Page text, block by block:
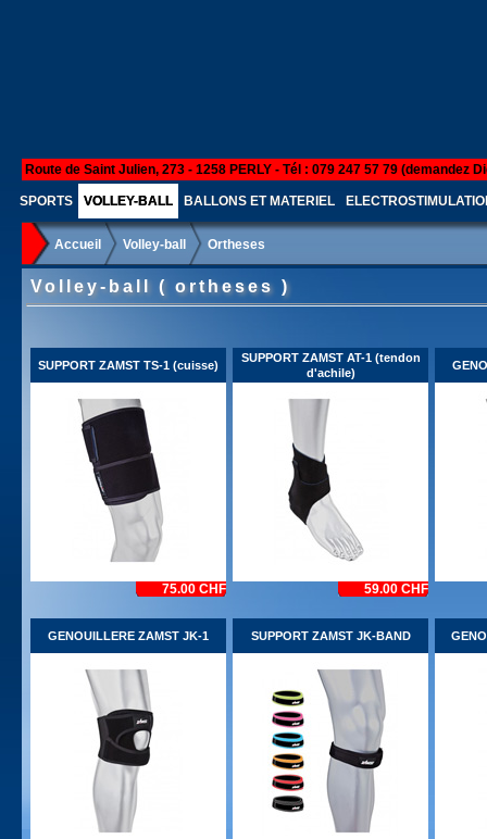
Route de Saint Julien, 273 - 1258 PERLY - Tél : 079 247 57 79 (demandez
SPORTS VOLLEY-BALL BALLONS ET MATERIEL
Accueil Volley-ball Ortheses
Volley-ball ( ortheses )
SUPPORT ZAMST TS-1 (cuisse)
75.00 CHF
SUPPORT ZAMST AT-1 (tendon
d'achile)
59.00 CHF
GENOUILLERE ZAMST JK-1 SUPPORT ZAMST JK-BAND